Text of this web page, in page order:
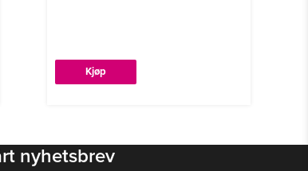
Kjøp
nyhetsbrev